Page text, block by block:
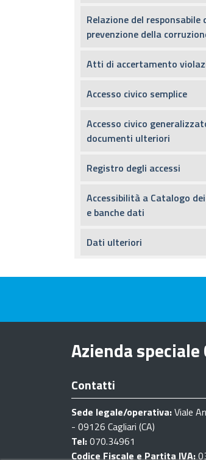
Relazione del responsabile
prevenzione della
Atti di accertamento
Accesso civico semplice
Accesso civico
documenti ulteriori
Registro degli accessi
Accessibilità a Catalogo
e banche dati
Dati ulteriori
Azienda
Contatti
Sede legale/operativa:Viale
- 09126 Cagliari (CA)
Tel:070.34961
Codice Fiscale e Partita IVA: